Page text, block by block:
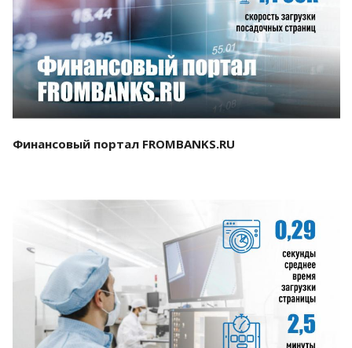
Смотреть проект
Финансовый портал FROMBANKS.RU
Смотреть проект